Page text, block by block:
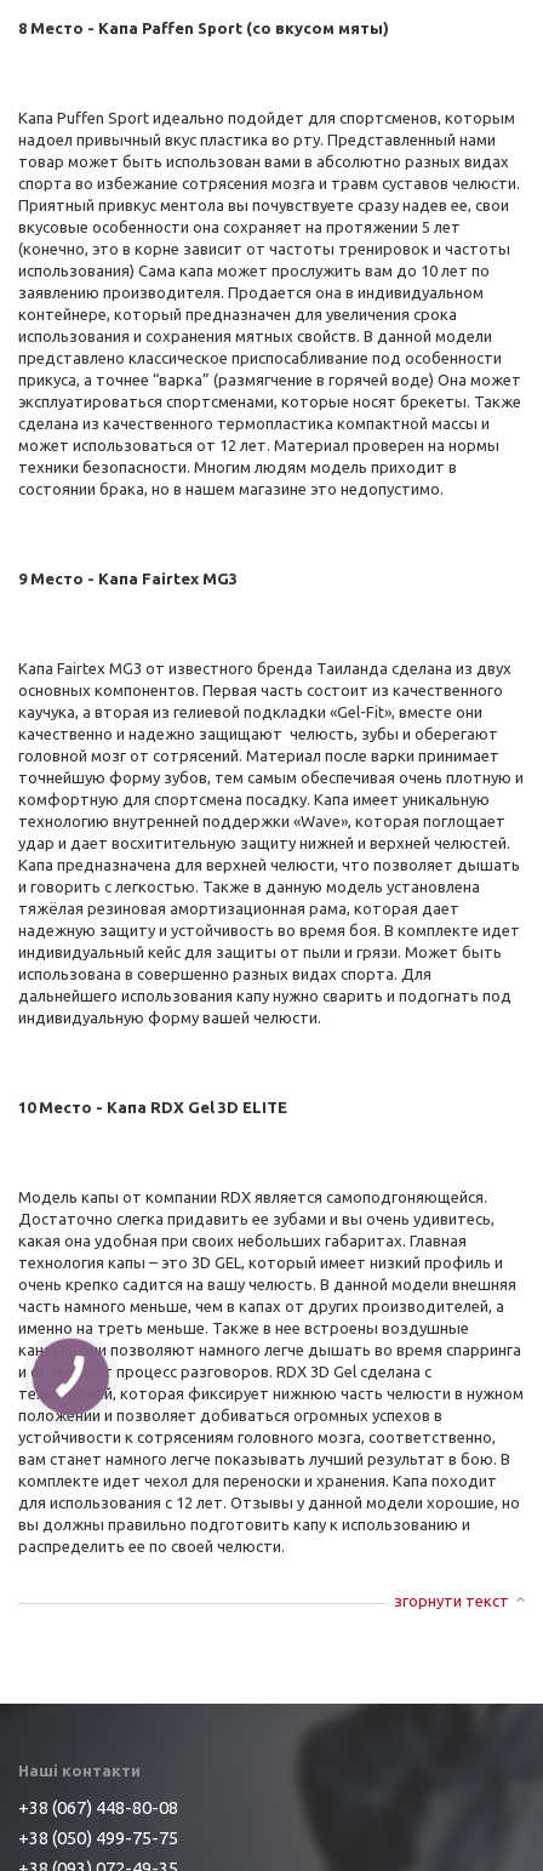
8 Место - Капа Paffen Sport (со вкусом мяты)
Капа Puffen Sport идеально подойдет для спортсменов, которым
надоел привычный вкус пластика во рту. Представленный нами
товар может быть использован вами в абсолютно разных видах
спорта во избежание сотрясения мозга и травм суставов челюсти.
Приятный привкус ментола вы почувствуете сразу надев ее, свои
вкусовые особенности она сохраняет на протяжении 5 лет
(конечно, это в корне зависит от частоты тренировок и частоты
использования) Сама капа может прослужить вам до 10 лет по
заявлению производителя. Продается она в индивидуальном
контейнере, который предназначен для увеличения срока
использования и сохранения мятных свойств. В данной модели
представлено классическое приспосабливание под особенности
прикуса, а точнее “варка” (размягчение в горячей воде) Она может
эксплуатироваться спортсменами, которые носят брекеты. Также
сделана из качественного термопластика компактной массы и
может использоваться от 12 лет. Материал проверен на нормы
техники безопасности. Многим людям модель приходит в
состоянии брака, но в нашем магазине это недопустимо.
9 Место - Капа Fairtex MG3
Капа Fairtex MG3 от известного бренда Таиланда сделана из двух
основных компонентов. Первая часть состоит из качественного
каучука, а вторая из гелиевой подкладки «Gel-Fit», вместе они
качественно и надежно защищают челюсть, зубы и оберегают
головной мозг от сотрясений. Материал после варки принимает
точнейшую форму зубов, тем самым обеспечивая очень плотную и
комфортную для спортсмена посадку. Капа имеет уникальную
технологию внутренней поддержки «Wave», которая поглощает
удар и дает восхитительную защиту нижней и верхней челюстей.
Капа предназначена для верхней челюсти, что позволяет дышать
и говорить с легкостью. Также в данную модель установлена
тяжёлая резиновая амортизационная рама, которая дает
надежную защиту и устойчивость во время боя. В комплекте идет
индивидуальный кейс для защиты от пыли и грязи. Может быть
использована в совершенно разных видах спорта. Для
дальнейшего использования капу нужно сварить и подогнать под
индивидуальную форму вашей челюсти.
10 Место - Капа RDX Gel 3D ELITE
Модель капы от компании RDX является самоподгоняющейся.
Достаточно слегка придавить ее зубами и вы очень удивитесь,
какая она удобная при своих небольших габаритах. Главная
технология капы – это 3D GEL, который имеет низкий профиль и
очень крепко садится на вашу челюсть. В данной модели внешняя
часть намного меньше, чем в капах от других производителей, а
именно на треть меньше. Также в нее встроены воздушные
каналы, они позволяют намного легче дышать во время спарринга
и облегчают процесс разговоров. RDX 3D Gel сделана с
технологией, которая фиксирует нижнюю часть челюсти в нужном
положении и позволяет добиваться огромных успехов в
устойчивости к сотрясениям головного мозга, соответственно,
вам станет намного легче показывать лучший результат в бою. В
комплекте идет чехол для переноски и хранения. Капа походит
для использования с 12 лет. Отзывы у данной модели хорошие, но
вы должны правильно подготовить капу к использованию и
распределить ее по своей челюсти.
згорнути текст
Наші контакти
+38 (067) 448-80-08
+38 (050) 499-75-75